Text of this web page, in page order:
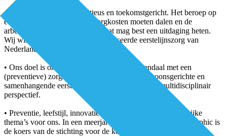
• Een Plus is gezond, ambitieus en toekomstgericht. Het beroep op
eerstelijnszorg stijgt, terwijl zorgkosten moeten dalen en de
arbeidsmarkt onder druk staat. Dat mag best een uitdaging heten.
Wij willen daarom de best georganiseerde eerstelijnszorg van
Nederland zijn.
• Ons doel is om inwoners van Velp en Rozendaal met een
(preventieve) zorgbehoefte hoogwaardige, persoonsgerichte en
samenhangende eerstelijnszorg te leveren vanuit multidisciplinair
perspectief.
• Preventie, leefstijl, innovatie en ouderenzorg zijn belangrijke
thema’s voor ons. In een meerjarenbeleidsplan en een infographic is
de koers van de stichting voor de komende jaren vastgelegd.